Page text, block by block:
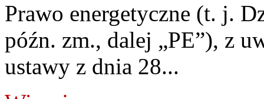
Prawo energetyczne (t. j.
późn. zm., dalej „PE”), z
ustawy z dnia 28...